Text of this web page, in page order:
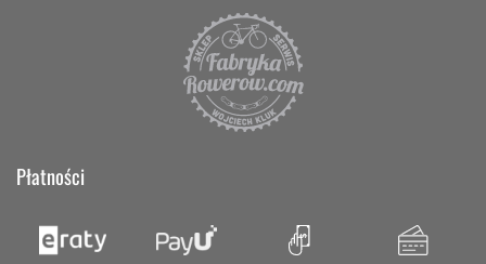
Płatności